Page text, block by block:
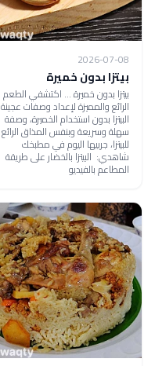
2026-07-08
بيتزا بدون خميرة
بيتزا بدون خميرة ... اكتشفي الطعم
الرائع والمميزة لإعداد وصفات عجينة
البيتزا بدون استخدام الخميرة، وصفة
سهلة وسريعة وبنفس المذاق الرائع
للبيتزا، جربيها اليوم في مطبخك
شاهدي: البيتزا بالخضار على طريقة
المطاعم بالفيديو